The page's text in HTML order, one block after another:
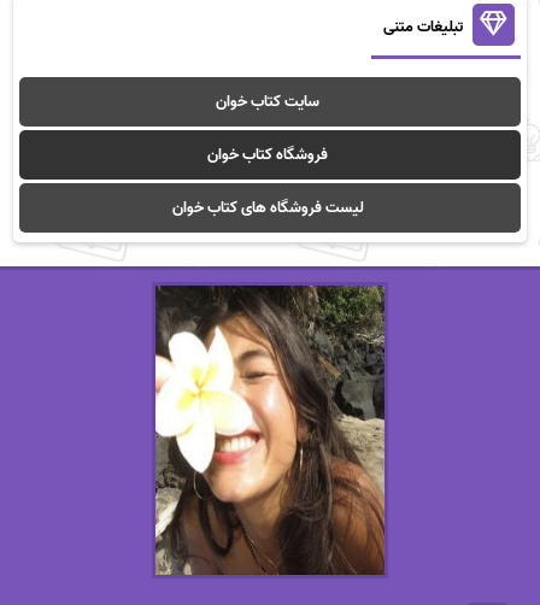
تبلیغات متنی
سایت کتاب خوان
فروشگاه کتاب خوان
لیست فروشگاه های کتاب خوان